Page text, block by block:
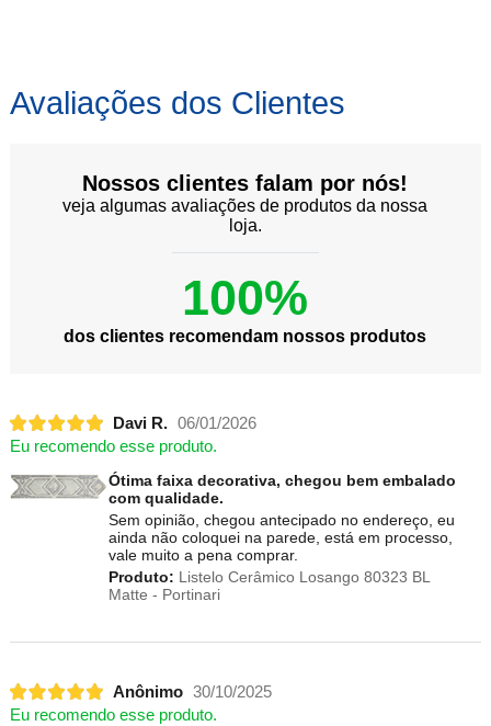
Avaliações dos Clientes
Nossos clientes falam por nós!
veja algumas avaliações de produtos da nossa
loja.
100%
dos clientes recomendam nossos produtos
Davi R. 06/01/2026
Eu recomendo esse produto.
Ótima faixa decorativa, chegou bem embalado
com qualidade.
Sem opinião, chegou antecipado no endereço, eu
ainda não coloquei na parede, está em processo,
vale muito a pena comprar.
Produto: Listelo Cerâmico Losango 80323 BL
Matte - Portinari
Anônimo 30/10/2025
Eu recomendo esse produto.